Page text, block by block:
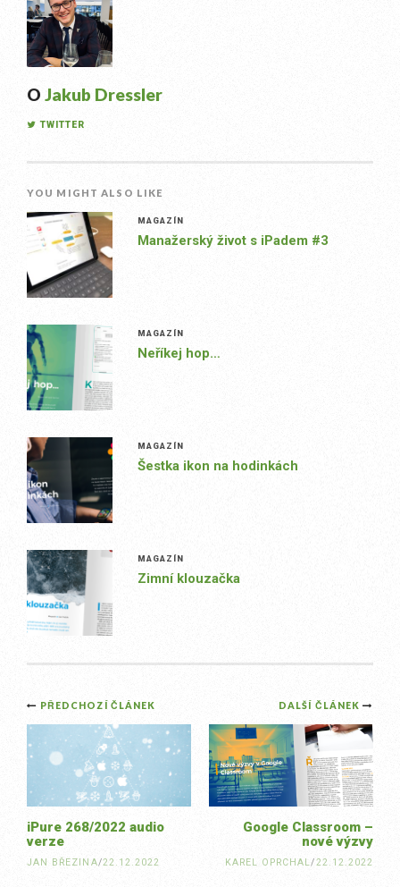
O Jakub Dressler
TWITTER
YOU MIGHT ALSO LIKE
MAGAZÍN
Manažerský život s iPadem #3
MAGAZÍN
Neříkej hop…
MAGAZÍN
Šestka ikon na hodinkách
MAGAZÍN
Zimní klouzačka
Post
navigation
DALŠÍ ČLÁNEK
Google Classroom –
nové výzvy
KAREL OPRCHAL/22.12.2022
PŘEDCHOZÍ ČLÁNEK
iPure 268/2022 audio
verze
JAN BŘEZINA/22.12.2022